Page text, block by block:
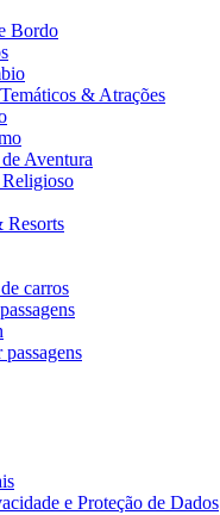
Bordo
& Atrações
Aventura
Resorts
carros
e Proteção de Dados